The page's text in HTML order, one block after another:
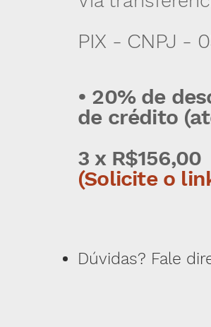
PIX - CNPJ -
• 20% de
de crédito
3 x R$156,00
(Solicite o
Dúvidas? Fale